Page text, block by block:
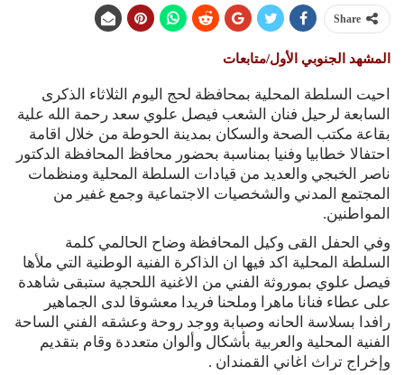
Share
المشهد الجنوبي الأول/متابعات
احيت السلطة المحلية بمحافظة لحج اليوم الثلاثاء الذكرى
السابعة لرحيل فنان الشعب فيصل علوي سعد رحمة الله علية
بقاعة مكتب الصحة والسكان بمدينة الحوطة من خلال اقامة
احتفالا خطابيا وفنيا بمناسبة بحضور محافظ المحافظة الدكتور
ناصر الخبجي والعديد من قيادات السلطة المحلية ومنظمات
المجتمع المدني والشخصيات الاجتماعية وجمع غفير من
المواطنين.
وفي الحفل القى وكيل المحافظة وضاح الحالمي كلمة
السلطة المحلية اكد فيها ان الذاكرة الفنية الوطنية التي ملأها
فيصل علوي بموروثة الفني من الاغنية اللحجية ستبقى شاهدة
على عطاء فنانا ماهرا وملحنا فريدا معشوقا لدى الجماهير
رافدا بسلاسة الحانه وصبابة ووجد روحة وعشقه الفني الساحة
الفنية المحلية والعربية بأشكال وألوان متعددة وقام بتقديم
وإخراج تراث اغاني القمندان .